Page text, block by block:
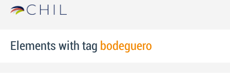
Elements with tag bodeguero